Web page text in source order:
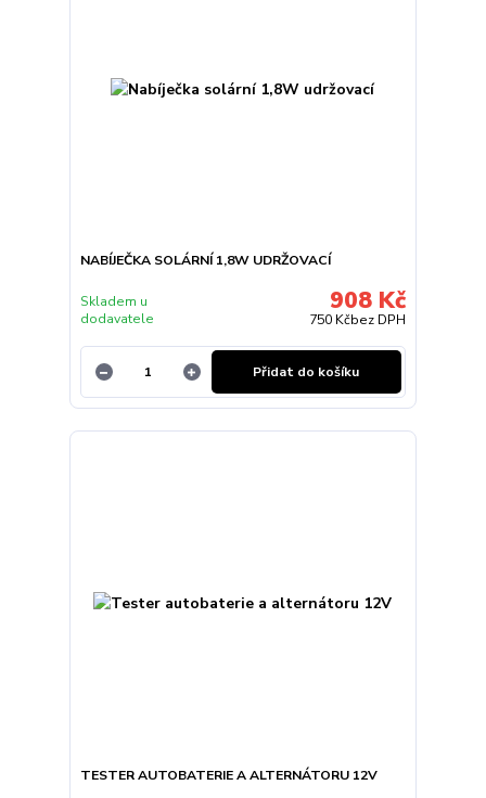
NABÍJEČKA SOLÁRNÍ 1,8W UDRŽOVACÍ
908 Kč
750 Kčbez DPH
Skladem u
dodavatele
Přidat do košíku
TESTER AUTOBATERIE A ALTERNÁTORU 12V